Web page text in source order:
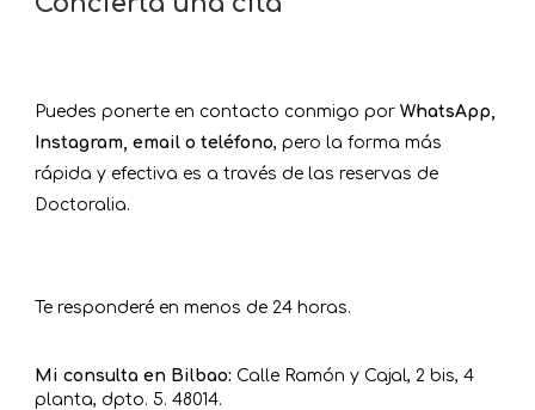
Puedes ponerte en contacto conmigo porWhatsApp,
Instagram, email o teléfono, pero la forma más
rápida y efectiva es a través de las reservas de
Doctoralia.
Te responderé en menos de 24 horas.
Mi consulta en Bilbao: Calle Ramón y Cajal, 2 bis, 4
planta, dpto. 5. 48014.